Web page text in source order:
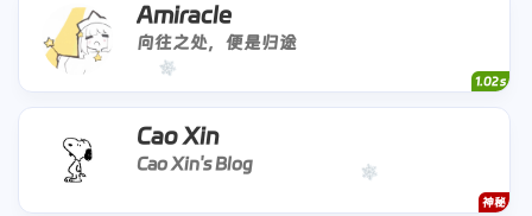
Amiracle
向往之处，便是归途
1.02 s
Cao Xin
Cao Xin's Blog
神秘